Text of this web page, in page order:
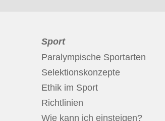
Sport
Paralympische Sportarten
Selektionskonzepte
Ethik im Sport
Richtlinien
Wie kann ich einsteigen?